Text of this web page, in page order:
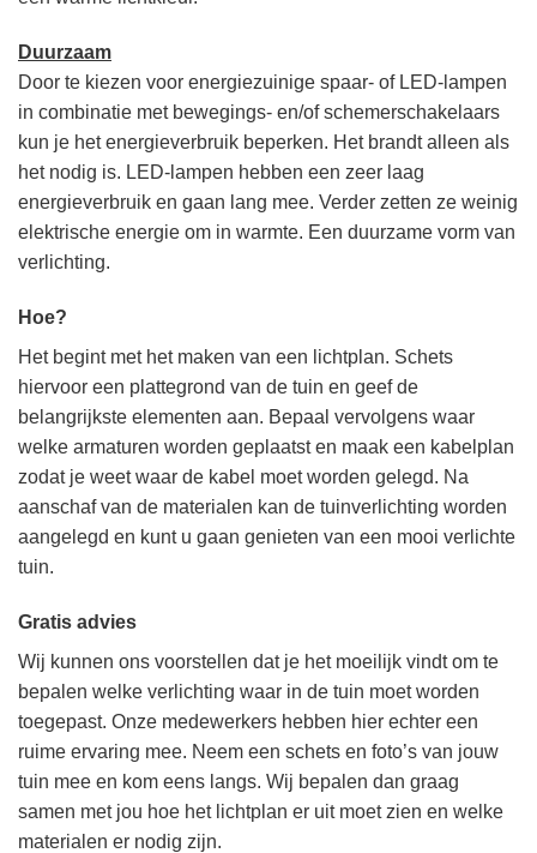
Duurzaam
Door te kiezen voor energiezuinige spaar- of LED-lampen
in combinatie met bewegings- en/of schemerschakelaars
kun je het energieverbruik beperken. Het brandt alleen als
het nodig is. LED-lampen hebben een zeer laag
energieverbruik en gaan lang mee. Verder zetten ze weinig
elektrische energie om in warmte. Een duurzame vorm van
verlichting.
Hoe?
Het begint met het maken van een lichtplan. Schets
hiervoor een plattegrond van de tuin en geef de
belangrijkste elementen aan. Bepaal vervolgens waar
welke armaturen worden geplaatst en maak een kabelplan
zodat je weet waar de kabel moet worden gelegd. Na
aanschaf van de materialen kan de tuinverlichting worden
aangelegd en kunt u gaan genieten van een mooi verlichte
tuin.
Gratis advies
Wij kunnen ons voorstellen dat je het moeilijk vindt om te
bepalen welke verlichting waar in de tuin moet worden
toegepast. Onze medewerkers hebben hier echter een
ruime ervaring mee. Neem een schets en foto’s van jouw
tuin mee en kom eens langs. Wij bepalen dan graag
samen met jou hoe het lichtplan er uit moet zien en welke
materialen er nodig zijn.